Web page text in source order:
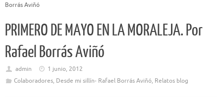
Borrás Aviñó
PRIMERO DE MAYO EN LA MORALEJA. Por
Rafael Borrás Aviñó
admin
1 junio, 2012
Colaboradores, Desde mi sillín- Rafael Borrás Aviñó, Relatos blog